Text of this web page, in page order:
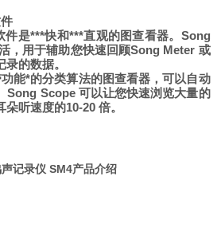
是***快和***直观的图查看器。Song
，用于辅助您快速回顾Song Meter 或
的数据。
能*的分类算法的图查看器，可以自动
Song Scope 可以让您快速浏览大量的
听速度的10-20 倍。